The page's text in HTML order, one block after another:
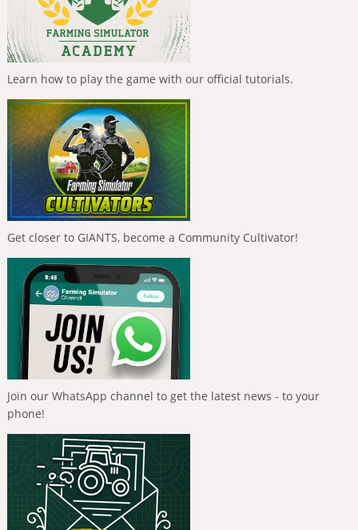
Learn how to play the game with our official tutorials.
Get closer to GIANTS, become a Community Cultivator!
Join our WhatsApp channel to get the latest news - to your
phone!